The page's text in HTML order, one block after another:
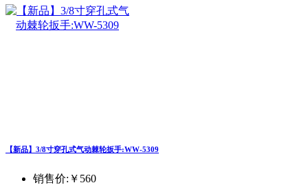
【新品】3/8寸穿孔式气动棘轮扳手:WW-5309
销售价: ￥560